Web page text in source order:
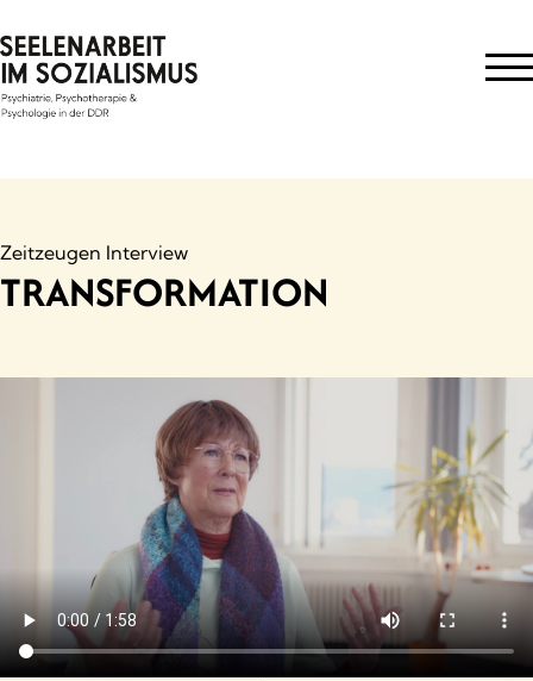
to
content
Zeitzeugen Interview
TRANSFORMATION